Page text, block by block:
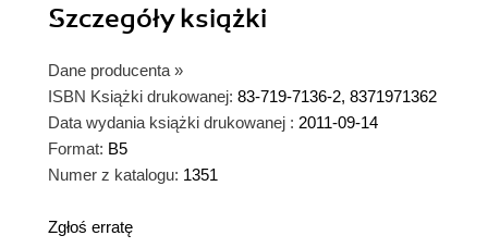
Szczegółyksiążki
Dane producenta »
ISBN Książki drukowanej: 83-719-7136-2, 8371971362
Data wydania książki drukowanej : 2011-09-14
Format: B5
Numer z katalogu: 1351
Zgłoś erratę